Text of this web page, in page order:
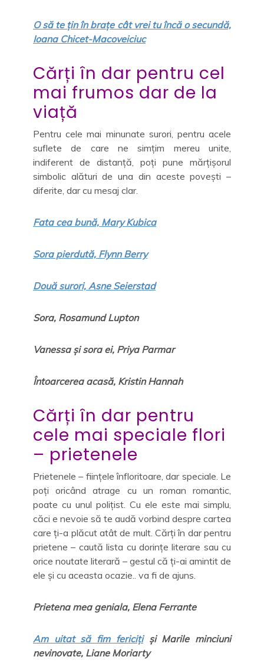
O să te țin în brațe cât vrei tu încă o secundă,
Ioana Chicet-Macoveiciuc
Cărți în dar pentru cel
mai frumos dar de la
viață
Pentru cele mai minunate surori, pentru acele
suflete de care ne simțim mereu unite,
indiferent de distanță, poți pune mărțișorul
simbolic alături de una din aceste povești –
diferite, dar cu mesaj clar.
Fata cea bună, Mary Kubica
Sora pierdută, Flynn Berry
Două surori, Asne Seierstad
Sora, Rosamund Lupton
Vanessa și sora ei, Priya Parmar
Întoarcerea acasă, Kristin Hannah
Cărți în dar pentru
cele mai speciale flori
– prietenele
Prietenele – ființele înfloritoare, dar speciale. Le
poți oricând atrage cu un roman romantic,
poate cu unul polițist. Cu ele este mai simplu,
căci e nevoie să te audă vorbind despre cartea
care ți-a plăcut atât de mult. Cărți în dar pentru
prietene – caută lista cu dorințe literare sau cu
orice noutate literară – gestul că ți-ai amintit de
ele și cu aceasta ocazie.. va fi de ajuns.
Prietena mea geniala, Elena Ferrante
Am uitat să fim fericițiși Marile minciuni
nevinovate, Liane Moriarty